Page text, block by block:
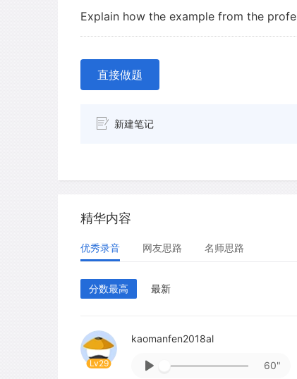
Explain how the example from the
直接做题
新建笔记
精华内容
优秀录音 网友思路 名师思路
分数最高 最新
Lv29
kaomanfen2018al
60"